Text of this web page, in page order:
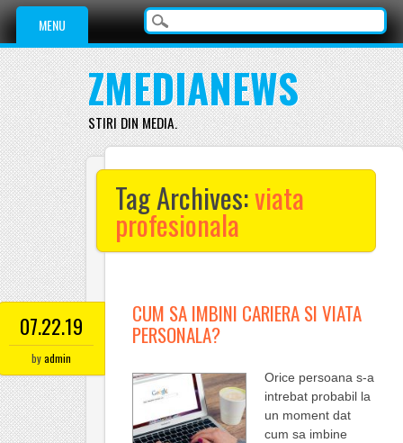
Main menu
Skip
content
MENU
ZMEDIANEWS
STIRI DIN MEDIA.
Tag Archives:viata
profesionala
07.22.19
byadmin
CUM SA IMBINI CARIERA SI VIATA
PERSONALA?
Orice persoana s-a
intrebat probabil la
un moment dat
cum sa imbine